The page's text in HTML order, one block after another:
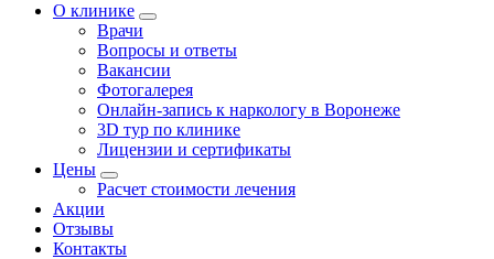
О клинике
Врачи
Вопросы и ответы
Вакансии
Фотогалерея
Онлайн-запись к наркологу в Воронеже
3D тур по клинике
Лицензии и сертификаты
Цены
Расчет стоимости лечения
Акции
Отзывы
Контакты